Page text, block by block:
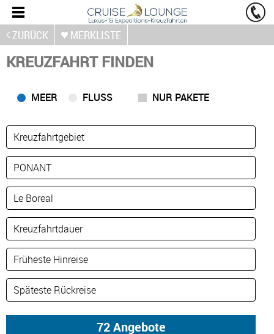
ZURÜCK MERKLISTE
KREUZFAHRT FINDEN
MEER FLUSS NUR PAKETE